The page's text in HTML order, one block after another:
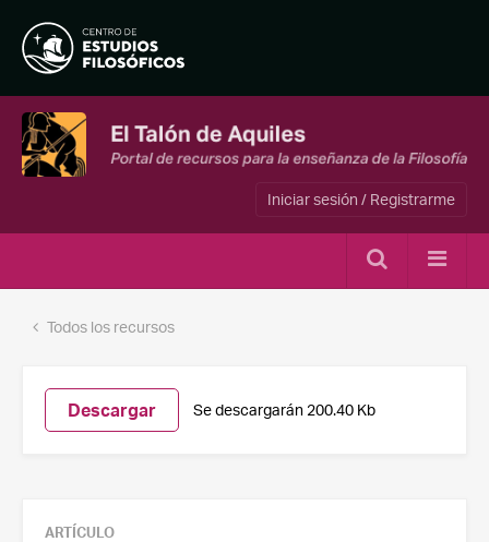
Iniciar sesión / Registrarme
Todos los recursos
Descargar Se descargarán 200.40 Kb
ARTÍCULO